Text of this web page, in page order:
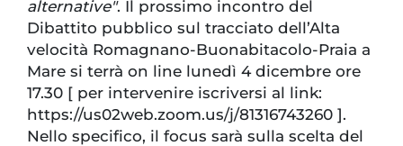
alternative". Il prossimo incontro del
Dibattito pubblico sul tracciato dell’Alta
velocità Romagnano-Buonabitacolo-Praia a
Mare si terrà on line lunedì 4 dicembre ore
17.30 [ per intervenire iscriversi al link:
https://us02web.zoom.us/j/81316743260 ].
Nello specifico, il focus sarà sulla scelta del